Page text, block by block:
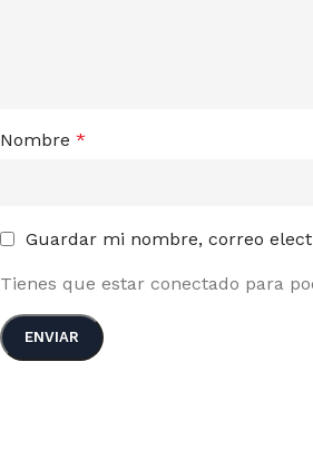
Nombre *
Guardar mi nombre, correo
Tienes que estar conectado para